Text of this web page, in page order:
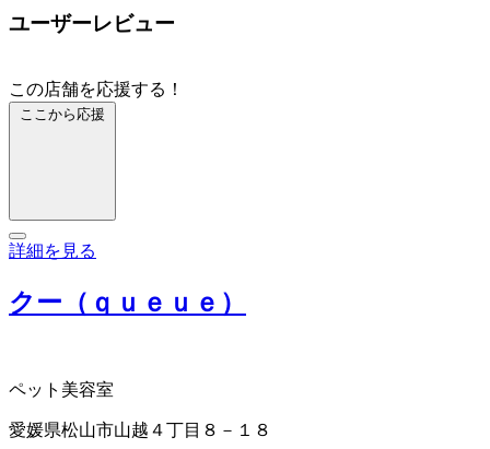
ユーザーレビュー
この店舗を応援する！
ここから応援
詳細を見る
クー（ｑｕｅｕｅ）
ペット美容室
愛媛県松山市山越４丁目８－１８